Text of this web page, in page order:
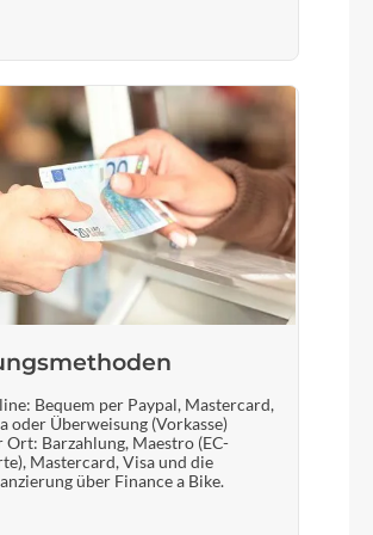
Bequem per Paypal, Mastercard,
oder Überweisung (Vorkasse)
Ort: Barzahlung, Maestro (EC-
Mastercard, Visa und die
über Finance a Bike.